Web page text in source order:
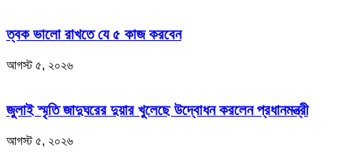
ত্বক ভালো রাখতে যে ৫ কাজ করবেন
আগস্ট ৫, ২০২৬
জুলাই স্মৃতি জাদুঘরের দুয়ার খুলেছে উদ্বোধন করলেন প্রধানমন্ত্রী
আগস্ট ৫, ২০২৬